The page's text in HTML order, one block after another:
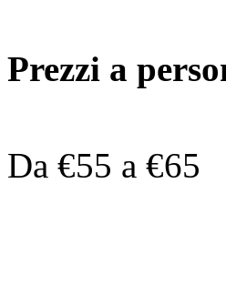
Prezzi a
Da €55 a €65